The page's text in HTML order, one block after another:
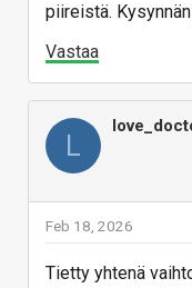
piireistä.
Vastaa
L
Feb 18, 2026
Tietty yhtenä